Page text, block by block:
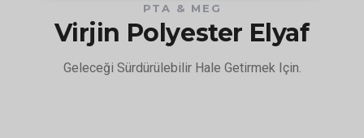
PTA & MEG
Virjin Polyester Elyaf
Geleceği Sürdürülebilir Hale Getirmek Için.